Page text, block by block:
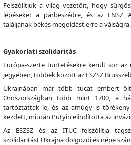
Felszólítjuk a világ vezetőit, hogy
lépéseket a párbeszédre, és az ENSZ
találjanak békés megoldást erre a válságra.
Gyakorlati szolidaritás
Európa-szerte tüntetésekre került sor
jegyében, többek között az ESZSZ
Ukrajnában már több tucat embert
Oroszországban több mint 1700, a
tartóztattak le, és az amúgy is
kezdett, miután Putyin elindította az
Az ESZSZ és az ITUC felszólítja
szolidaritást Ukrajna dolgozói és népe